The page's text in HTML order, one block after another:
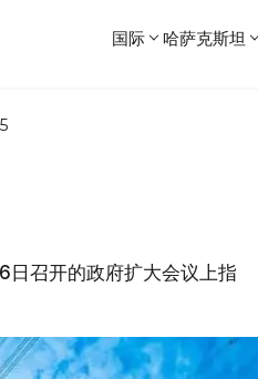
国际 哈萨克斯坦
召开的政府扩大会议上指